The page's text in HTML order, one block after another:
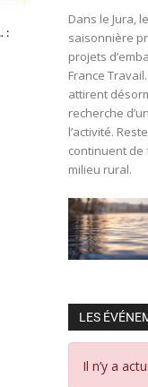
:
Dans le Jura,
saisonnière
projets
France
attirent
recherche
l’activité.
continuent de
milieu rural.
LES
Il n’y a